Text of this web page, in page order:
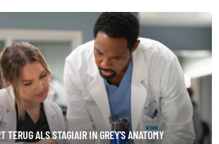
TERUG ALS STAGIAIR IN GREY'S ANATOMY